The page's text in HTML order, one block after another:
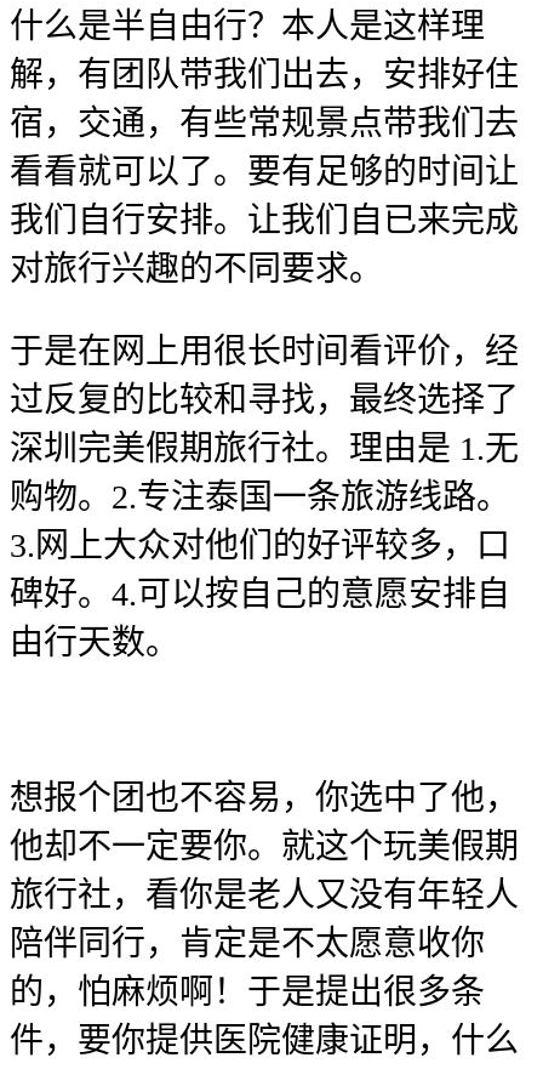
什么是半自由行？本人是这样理
解，有团队带我们出去，安排好住
宿，交通，有些常规景点带我们去
看看就可以了。要有足够的时间让
我们自行安排。让我们自已来完成
对旅行兴趣的不同要求。
于是在网上用很长时间看评价，经
过反复的比较和寻找，最终选择了
深圳完美假期旅行社。理由是 1.无
购物。2.专注泰国一条旅游线路。
3.网上大众对他们的好评较多，口
碑好。4.可以按自己的意愿安排自
由行天数。
想报个团也不容易，你选中了他，
他却不一定要你。就这个玩美假期
旅行社，看你是老人又没有年轻人
陪伴同行，肯定是不太愿意收你
的，怕麻烦啊！于是提出很多条
件，要你提供医院健康证明，什么